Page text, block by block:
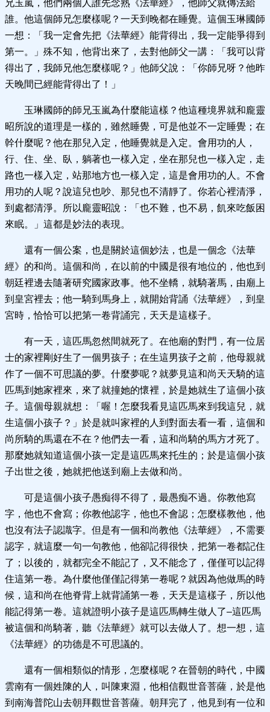
兄玉嵐，他們兩個人誰先念熟《法華經》，他師父就傳法給
誰。他這個師兄怎麼樣呢？一天到晚都在睡覺。這個玉琳國師
一想：「我一定會先把《法華經》能背得出，我一定能爭得到
第一。」殊不知，他背出來了，去對他師父一講：「我可以背
得出了，我師兄他怎麼樣呢？」他師父說：「你師兄呀？他昨
天晚間已經能背得出了！」
玉琳國師的師兄玉嵐為什麼能這樣？他這種境界就和龐靈
昭所說的道理是一樣的，雖然睡覺，可是他並不一定睡覺；在
幹什麼呢？他在那兒入定，他睡覺就是入定。會用功的人，
行、住、坐、臥，躺著也一樣入定，坐在那兒也一樣入定，走
路也一樣入定，站那地方也一樣入定，這是會用功的人。不會
用功的人呢？說這兒也吵、那兒也不清靜了。你若心裡清淨，
到處都清淨。所以龐靈昭說：「也不難，也不易，飢來吃飯困
來眠。」這都是妙法的表現。
還有一個公案，也是關於這個妙法，也是一個念《法華
經》的和尚。這個和尚，在以前的中國是很有地位的，他也到
朝廷裡邊去隨著研究國家政事。他不坐轎，就騎著馬，由廟上
到皇宮裡去；他一騎到馬身上，就開始背誦《法華經》，到皇
宮時，恰恰可以把第一卷背誦完，天天是這樣子。
有一天，這匹馬忽然間就死了。在他廟的對門，有一位居
士的家裡剛好生了一個男孩子；在生這男孩子之前，他母親就
作了一個不可思議的夢。什麼夢呢？就夢見這和尚天天騎的這
匹馬到她家裡來，來了就撞她的懷裡，於是她就生了這個小孩
子。這個母親就想：「喔！怎麼我看見這匹馬來到我這兒，就
生這個小孩子？」於是就叫家裡的人到對面去看一看，這個和
尚所騎的馬還在不在？他們去一看，這和尚騎的馬方才死了。
那麼她就知道這個小孩一定是這匹馬來托生的；於是這個小孩
子出世之後，她就把他送到廟上去做和尚。
可是這個小孩子愚痴得不得了，最愚痴不過。你教他寫
字，他也不會寫；你教他認字，他也不會認；怎麼樣教他，他
也沒有法子認識字。但是有一個和尚教他《法華經》，不需要
認字，就這麼一句一句教他，他卻記得很快，把第一卷都記住
了；以後的，就都完全不能記了，又不能念了，僅僅可以記得
住這第一卷。為什麼他僅僅記得第一卷呢？就因為他做馬的時
候，這和尚在他脊背上就背誦第一卷，天天是這樣子，所以他
能記得第一卷。這就證明小孩子是這匹馬轉生做人了–這匹馬
被這個和尚騎著，聽《法華經》就可以去做人了。想一想，這
《法華經》的功德是不可思議的。
還有一個相類似的情形，怎麼樣呢？在晉朝的時代，中國
雲南有一個姓陳的人，叫陳東淵，他相信觀世音菩薩，於是他
到南海普陀山去朝拜觀世音菩薩。朝拜完了，他見到有一位和